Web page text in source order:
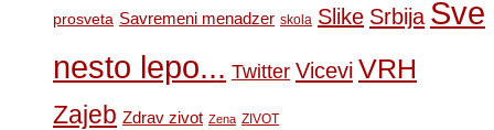
prosveta Savremeni menadzer skola Slike Srbija Sve
nesto lepo... Twitter Vicevi VRH
Zajeb Zdrav zivot Zena ZIVOT